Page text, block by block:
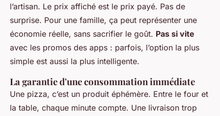
l’artisan. Le prix affiché est le prix payé. Pas de
surprise. Pour une famille, ça peut représenter une
économie réelle, sans sacrifier le goût. Pas si vite
avec les promos des apps : parfois, l’option la plus
simple est aussi la plus intelligente.
La garantie d'une consommation immédiate
Une pizza, c’est un produit éphémère. Entre le four et
la table, chaque minute compte. Une livraison trop